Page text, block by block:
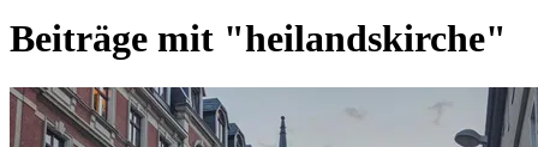
Beiträge mit "heilandskirche"